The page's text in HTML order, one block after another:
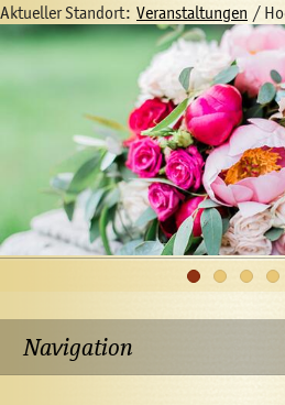
Aktueller Standort: Veranstaltungen /
Navigation